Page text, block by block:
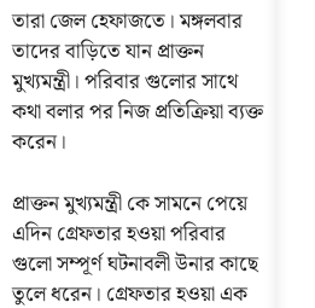
তারা জেল হেফাজতে। মঙ্গলবার
তাদের বাড়িতে যান প্রাক্তন
মুখ্যমন্ত্রী। পরিবার গুলোর সাথে
কথা বলার পর নিজ প্রতিক্রিয়া ব্যক্ত
করেন।
প্রাক্তন মুখ্যমন্ত্রী কে সামনে পেয়ে
এদিন গ্রেফতার হওয়া পরিবার
গুলো সম্পূর্ণ ঘটনাবলী উনার কাছে
তুলে ধরেন। গ্রেফতার হওয়া এক